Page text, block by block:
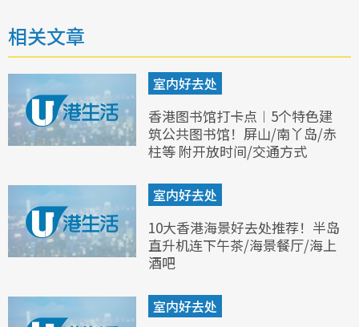
相关文章
室内好去处
香港图书馆打卡点︱5个特色建
筑公共图书馆！屏山/南丫岛/赤
柱等 附开放时间/交通方式
室内好去处
10大香港海景好去处推荐！半岛
直升机连下午茶/海景餐厅/海上
酒吧
室内好去处